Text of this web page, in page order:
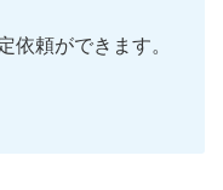
依頼ができます。